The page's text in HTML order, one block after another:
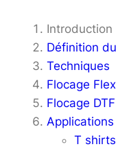
Introduction
Définition
Techniques
Flocage Flex
Flocage DTF
Applications
T shirts